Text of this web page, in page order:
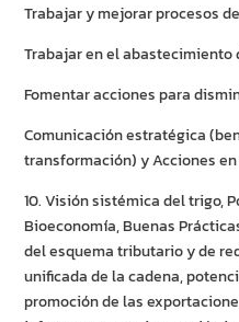
Trabajar y mejorar procesos
Trabajar en el abastecimiento
Fomentar acciones para
Comunicación estratégica
transformación) y Acciones
10. Visión sistémica del trigo,
Bioeconomía, Buenas
del esquema tributario y de
unificada de la cadena,
promoción de las